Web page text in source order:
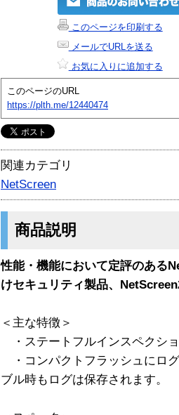
このページを印刷する
メールでURLを送る
お気に入りに追加する
このページのURL
https://plth.me/12440474
関連カテゴリ
NetScreen
商品説明
性能・機能において定評のある
けセキュリティ製品、
＜主な特徴＞
・ステートフルインスペクシ
・コンパクトフラッシュにロ
ブル時もログは保存されます。